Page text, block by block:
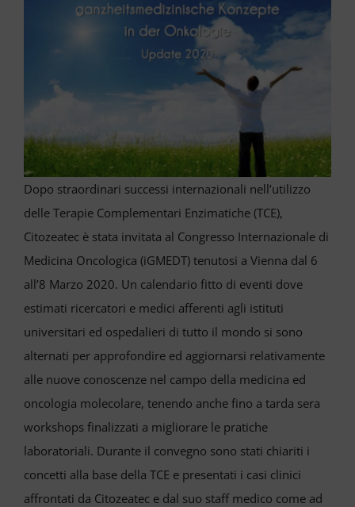
per:
Dopo straordinari successi internazionali nell’utilizzo
delle Terapie Complementari Enzimatiche (TCE),
Citozeatec è stata invitata al Congresso Internazionale di
Medicina Oncologica (iGMEDT) tenutosi a Vienna dal 6
all’8 Marzo 2020. Un calendario fitto di eventi dove
estimati ricercatori e medici afferenti agli istituti
universitari ed ospedalieri di tutto il mondo si sono
alternati per approfondire ed aggiornarsi relativamente
alle nuove conoscenze nel campo della medicina ed
oncologia molecolare, tenendo anche fino a tarda sera
workshops finalizzati a migliorare le pratiche
laboratoriali. Durante il convegno sono stati chiariti i
concetti alla base della TCE e presentati i casi clinici
affrontati da Citozeatec e dal suo staff medico come ad